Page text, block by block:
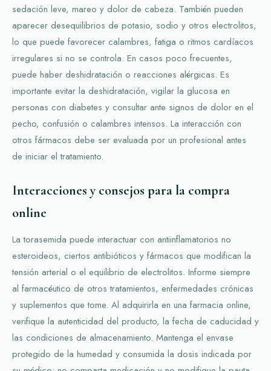
sedación leve, mareo y dolor de cabeza. También pueden
aparecer desequilibrios de potasio, sodio y otros electrolitos,
lo que puede favorecer calambres, fatiga o ritmos cardíacos
irregulares si no se controla. En casos poco frecuentes,
puede haber deshidratación o reacciones alérgicas. Es
importante evitar la deshidratación, vigilar la glucosa en
personas con diabetes y consultar ante signos de dolor en el
pecho, confusión o calambres intensos. La interacción con
otros fármacos debe ser evaluada por un profesional antes
de iniciar el tratamiento.
Interacciones y consejos para la compra
online
La torasemida puede interactuar con antiinflamatorios no
esteroideos, ciertos antibióticos y fármacos que modifican la
tensión arterial o el equilibrio de electrolitos. Informe siempre
al farmacéutico de otros tratamientos, enfermedades crónicas
y suplementos que tome. Al adquirirla en una farmacia online,
verifique la autenticidad del producto, la fecha de caducidad y
las condiciones de almacenamiento. Mantenga el envase
protegido de la humedad y consumida la dosis indicada por